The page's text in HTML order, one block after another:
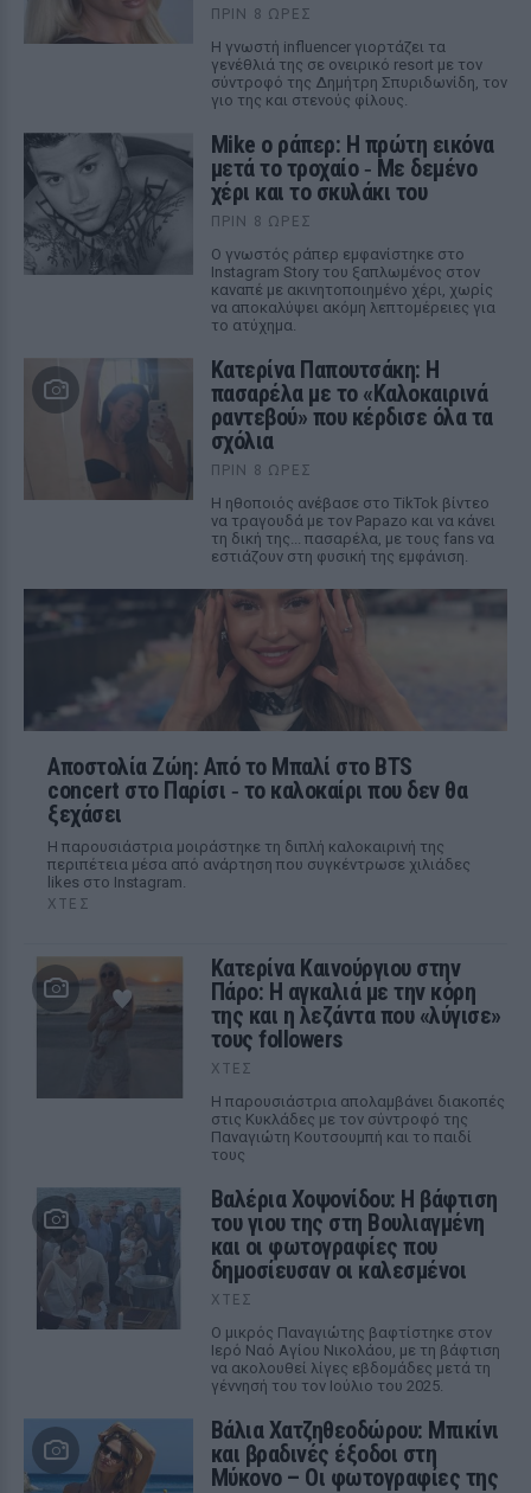
ΠΡΙΝ 8 ΏΡΕΣ
Η γνωστή influencer γιορτάζει τα
γενέθλιά της σε ονειρικό resort με τον
σύντροφό της Δημήτρη Σπυριδωνίδη, τον
γιο της και στενούς φίλους.
Mike ο ράπερ: Η πρώτη εικόνα
μετά το τροχαίο ‑ Με δεμένο
χέρι και το σκυλάκι του
ΠΡΙΝ 8 ΏΡΕΣ
Ο γνωστός ράπερ εμφανίστηκε στο
Instagram Story του ξαπλωμένος στον
καναπέ με ακινητοποιημένο χέρι, χωρίς
να αποκαλύψει ακόμη λεπτομέρειες για
το ατύχημα.
Κατερίνα Παπουτσάκη: Η
πασαρέλα με το «Καλοκαιρινά
ραντεβού» που κέρδισε όλα τα
σχόλια
ΠΡΙΝ 8 ΏΡΕΣ
Η ηθοποιός ανέβασε στο TikTok βίντεο
να τραγουδά με τον Papazo και να κάνει
τη δική της... πασαρέλα, με τους fans να
εστιάζουν στη φυσική της εμφάνιση.
Αποστολία Ζώη: Από το Μπαλί στο BTS
concert στο Παρίσι ‑ το καλοκαίρι που δεν θα
ξεχάσει
Η παρουσιάστρια μοιράστηκε τη διπλή καλοκαιρινή της
περιπέτεια μέσα από ανάρτηση που συγκέντρωσε χιλιάδες
likes στο Instagram.
ΧΤΕΣ
Κατερίνα Καινούργιου στην
Πάρο: Η αγκαλιά με την κόρη
της και η λεζάντα που «λύγισε»
τους followers
ΧΤΕΣ
Η παρουσιάστρια απολαμβάνει διακοπές
στις Κυκλάδες με τον σύντροφό της
Παναγιώτη Κουτσουμπή και το παιδί
τους
Βαλέρια Χοψονίδου: Η βάφτιση
του γιου της στη Βουλιαγμένη
και οι φωτογραφίες που
δημοσίευσαν οι καλεσμένοι
ΧΤΕΣ
Ο μικρός Παναγιώτης βαφτίστηκε στον
Ιερό Ναό Αγίου Νικολάου, με τη βάφτιση
να ακολουθεί λίγες εβδομάδες μετά τη
γέννησή του τον Ιούλιο του 2025.
Βάλια Χατζηθεοδώρου: Μπικίνι
και βραδινές έξοδοι στη
Μύκονο – Οι φωτογραφίες της